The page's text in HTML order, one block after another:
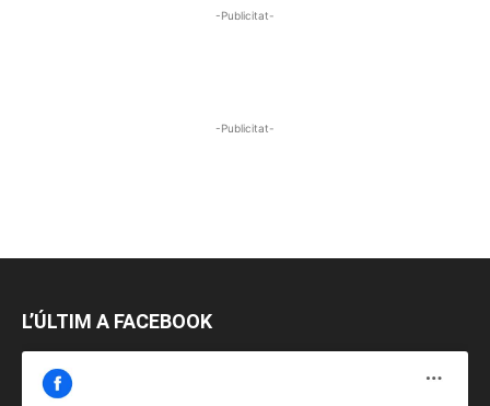
-Publicitat-
-Publicitat-
L’ÚLTIM A FACEBOOK